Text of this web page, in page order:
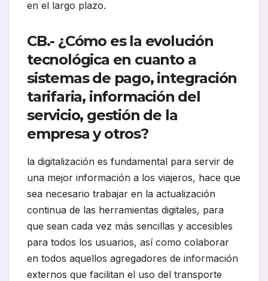
en el largo plazo.
CB.- ¿Cómo es la evolución
tecnológica en cuanto a
sistemas de pago, integración
tarifaria, información del
servicio, gestión de la
empresa y otros?
la digitalización es fundamental para servir de
una mejor información a los viajeros, hace que
sea necesario trabajar en la actualización
continua de las herramientas digitales, para
que sean cada vez más sencillas y accesibles
para todos los usuarios, así como colaborar
en todos aquellos agregadores de información
externos que facilitan el uso del transporte